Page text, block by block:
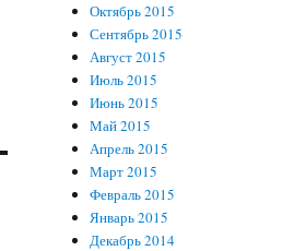
Октябрь 2015
Сентябрь 2015
Август 2015
Июль 2015
Июнь 2015
Май 2015
Апрель 2015
Март 2015
Февраль 2015
Январь 2015
Декабрь 2014